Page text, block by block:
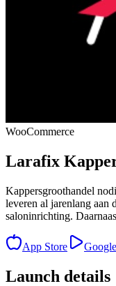
WooCommerce
Larafix
Kappersgroothandel
leveren al jarenlang aan
saloninrichting.
App Store
Launch details